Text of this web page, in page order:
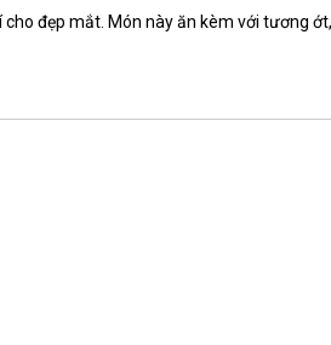
cho đẹp mắt. Món này ăn kèm với tương